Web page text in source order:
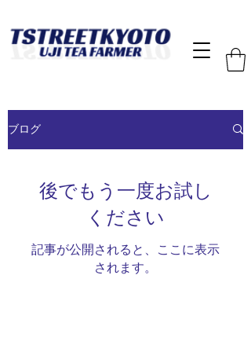
ブログ
後でもう一度お試し
ください
記事が公開されると、ここに表示
されます。